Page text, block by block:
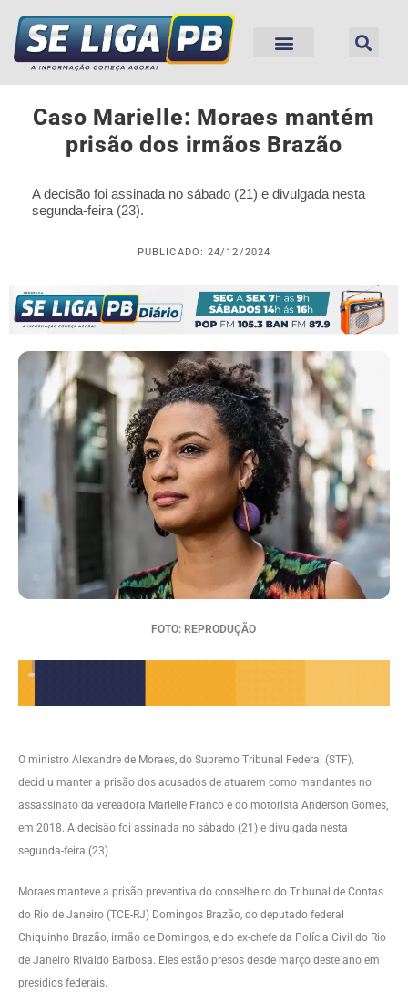
Caso Marielle: Moraes mantém
prisão dos irmãos Brazão
A decisão foi assinada no sábado (21) e divulgada nesta
segunda-feira (23).
PUBLICADO: 24/12/2024
FOTO: REPRODUÇÃO
O ministro Alexandre de Moraes, do Supremo Tribunal Federal (STF),
decidiu manter a prisão dos acusados de atuarem como mandantes no
assassinato da vereadora Marielle Franco e do motorista Anderson Gomes,
em 2018. A decisão foi assinada no sábado (21) e divulgada nesta
segunda-feira (23).
Moraes manteve a prisão preventiva do conselheiro do Tribunal de Contas
do Rio de Janeiro (TCE-RJ) Domingos Brazão, do deputado federal
Chiquinho Brazão, irmão de Domingos, e do ex-chefe da Polícia Civil do Rio
de Janeiro Rivaldo Barbosa. Eles estão presos desde março deste ano em
presídios federais.